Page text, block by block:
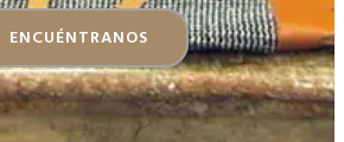
ENCUÉNTRANOS